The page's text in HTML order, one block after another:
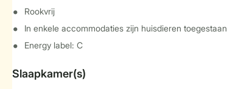
Rookvrij
In enkele accommodaties zijn huisdieren toegestaan
Energy label: C
Slaapkamer(s)